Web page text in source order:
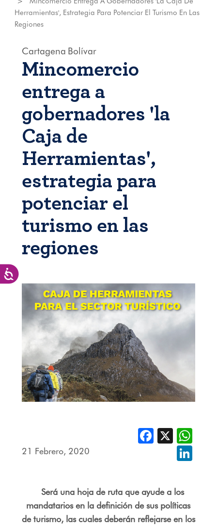
Accesibilidad
Herramientas', Estrategia Para Potenciar El Turismo En Las
Regiones
Cartagena Bolívar
Mincomercio
entrega a
gobernadores 'la
Caja de
Herramientas',
estrategia para
potenciar el
turismo en las
regiones
21 Febrero, 2020
Facebook
X
Será una hoja de ruta que ayude a los
mandatarios en la definición de sus políticas
de turismo, las cuales deberán reflejarse en los